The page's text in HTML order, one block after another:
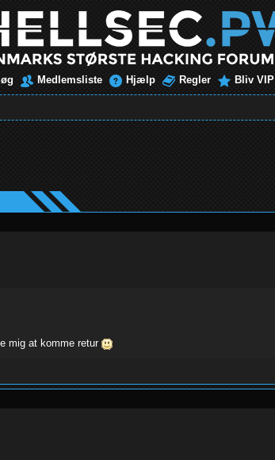
Medlemsliste Hjælp Regler Bliv VIP
mig at komme retur